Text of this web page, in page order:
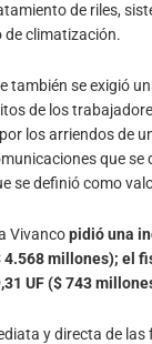
de riles,
de climatización.
también se exigió
de los
los arriendos de
que se
se definió como
Vivancopidió una
4.568 millones); el
UF ($ 743
y directa de las